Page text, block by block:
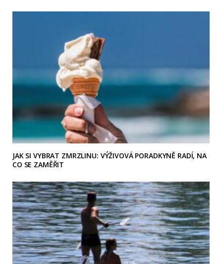
JAK SI VYBRAT ZMRZLINU: VÝŽIVOVÁ PORADKYNĚ RADÍ, NA
CO SE ZAMĚŘIT